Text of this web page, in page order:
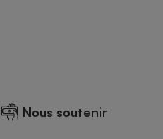
Nous soutenir